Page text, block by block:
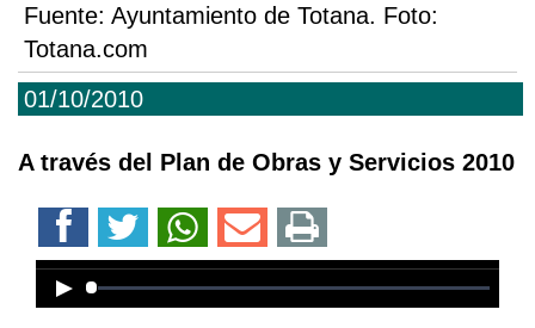
01/10/2010
Fuente: Ayuntamiento de Totana. Foto:
Totana.com
A través del Plan de Obras y Servicios 2010
Error loading media: File could not
be played